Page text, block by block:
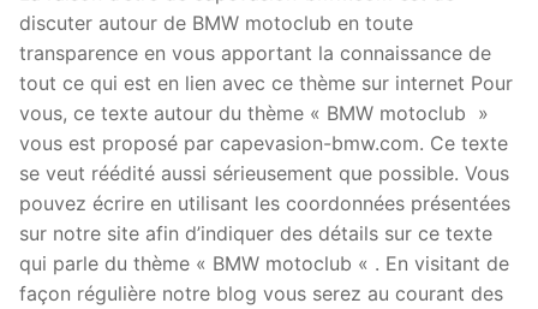
discuter autour de BMW motoclub en toute
transparence en vous apportant la connaissance de
tout ce qui est en lien avec ce thème sur internet Pour
vous, ce texte autour du thème « BMW motoclub »
vous est proposé par capevasion-bmw.com. Ce texte
se veut réédité aussi sérieusement que possible. Vous
pouvez écrire en utilisant les coordonnées présentées
sur notre site afin d’indiquer des détails sur ce texte
qui parle du thème « BMW motoclub « . En visitant de
façon régulière notre blog vous serez au courant des